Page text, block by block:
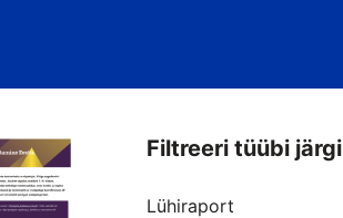
Filtreeri tüübi järgi
Lühiraport